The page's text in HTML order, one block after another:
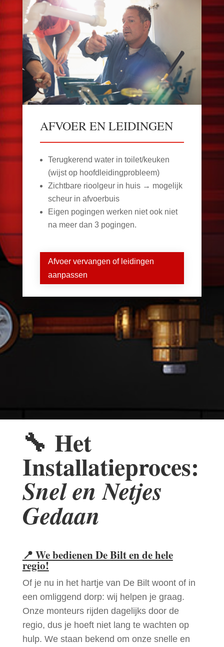
AFVOER EN LEIDINGEN
Terugkerend water in toilet/keuken
(wijst op hoofdleidingprobleem)
Zichtbare rioolgeur in huis → mogelijk
scheur in afvoerbuis
Eigen pogingen werken niet ook niet
na meer dan 3 pogingen.
Afvoer vervangen of leidingen
aanpassen
🔧 Het
Installatieproces:
Snel en Netjes
Gedaan
📍 We bedienen De Bilt en de hele
regio!
Of je nu in het hartje van De Bilt woont of in
een omliggend dorp: wij helpen je graag.
Onze monteurs rijden dagelijks door de
regio, dus je hoeft niet lang te wachten op
hulp. We staan bekend om onze snelle en